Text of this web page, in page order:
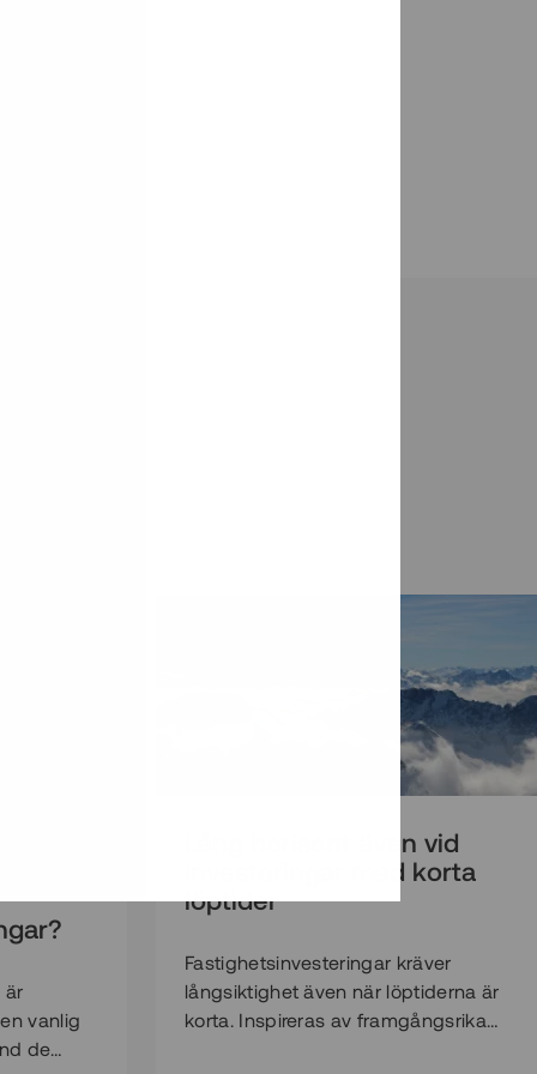
är
vanlig
de
Lång horisont även vid
investeringar med korta
löptider
Fastighetsinvesteringar kräver
långsiktighet även när löptiderna är
korta. Inspireras av framgångsrika